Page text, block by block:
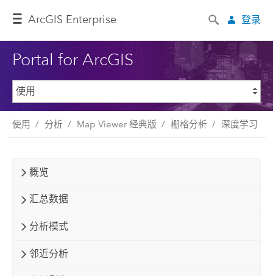
ArcGIS Enterprise 登录
Portal for ArcGIS
使用 分析 Map Viewer 经典版 栅格分析 深度学习
概览
汇总数据
分析模式
邻近分析